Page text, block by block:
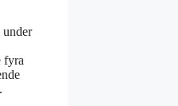
under
fyra